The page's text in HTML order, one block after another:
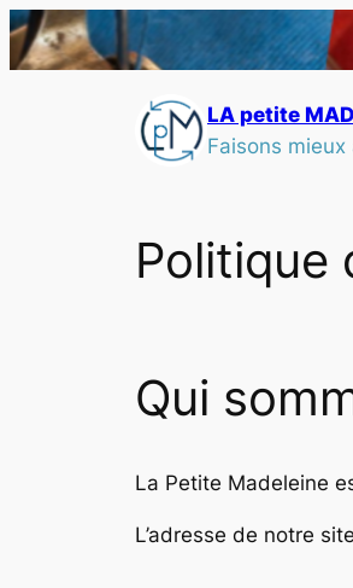
LA petite
Faisons mieux
Politique
Qui
La Petite Madeleine
L’adresse de notre